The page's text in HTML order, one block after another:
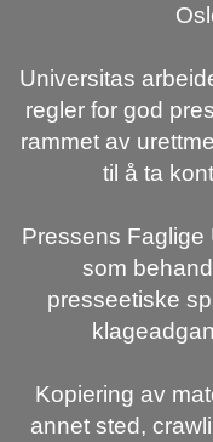
Universitas
regler for god
rammet av
til å ta
Pressens Faglige
som
presseetiske
Kopiering av
annet sted,